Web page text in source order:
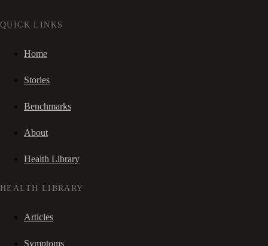
QUICK LINKS
Home
Stories
Benchmarks
About
Health Library
HEALTH LIBRARY
Articles
Symptoms